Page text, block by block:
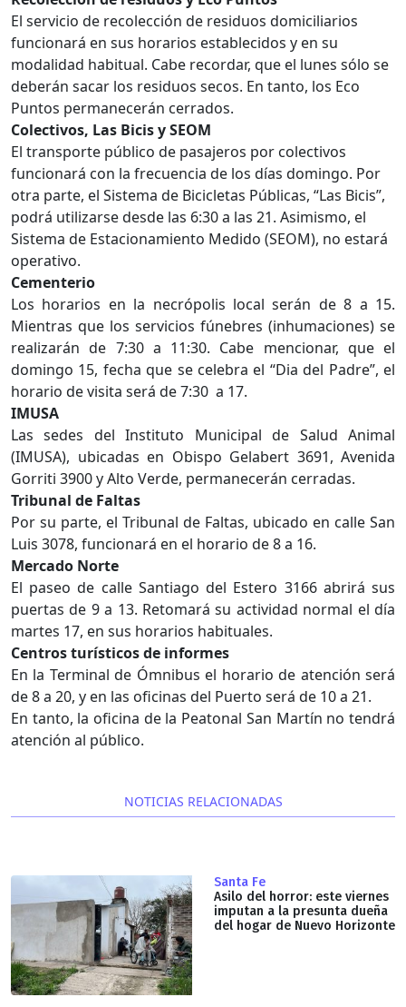
El servicio de recolección de residuos domiciliarios
funcionará en sus horarios establecidos y en su
modalidad habitual. Cabe recordar, que el lunes sólo se
deberán sacar los residuos secos. En tanto, los Eco
Puntos permanecerán cerrados.
Colectivos, Las Bicis y SEOM
El transporte público de pasajeros por colectivos
funcionará con la frecuencia de los días domingo. Por
otra parte, el Sistema de Bicicletas Públicas, “Las Bicis”,
podrá utilizarse desde las 6:30 a las 21. Asimismo, el
Sistema de Estacionamiento Medido (SEOM), no estará
operativo.
Cementerio
Los horarios en la necrópolis local serán de 8 a 15.
Mientras que los servicios fúnebres (inhumaciones) se
realizarán de 7:30 a 11:30. Cabe mencionar, que el
domingo 15, fecha que se celebra el “Dia del Padre”, el
horario de visita será de 7:30 a 17.
IMUSA
Las sedes del Instituto Municipal de Salud Animal
(IMUSA), ubicadas en Obispo Gelabert 3691, Avenida
Gorriti 3900 y Alto Verde, permanecerán cerradas.
Tribunal de Faltas
Por su parte, el Tribunal de Faltas, ubicado en calle San
Luis 3078, funcionará en el horario de 8 a 16.
Mercado Norte
El paseo de calle Santiago del Estero 3166 abrirá sus
puertas de 9 a 13. Retomará su actividad normal el día
martes 17, en sus horarios habituales.
Centros turísticos de informes
En la Terminal de Ómnibus el horario de atención será
de 8 a 20, y en las oficinas del Puerto será de 10 a 21.
En tanto, la oficina de la Peatonal San Martín no tendrá
atención al público.
NOTICIAS RELACIONADAS
Santa Fe
Asilo del horror: este viernes
imputan a la presunta dueña
del hogar de Nuevo Horizonte